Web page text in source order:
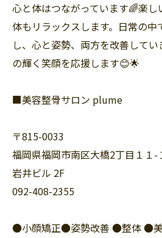
心と体はつながっています🌈楽し
体もリラックスします。日常の
し、心と姿勢、両方を改善して
の輝く笑顔を応援します😊🌟
■美容整骨サロン plume
〒815-0033
福岡県福岡市南区大橋2丁目１１-
岩井ビル 2F
092-408-2355
●小顔矯正●姿勢改善 ●整体 ●